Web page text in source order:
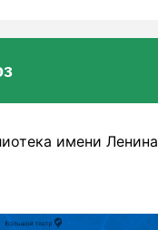
имени